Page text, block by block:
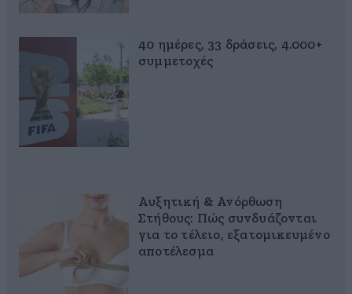
40 ημέρες, 33 δράσεις, 4.000+
συμμετοχές
Αυξητική & Ανόρθωση
Στήθους: Πώς συνδυάζονται
για το τέλειο, εξατομικευμένο
αποτέλεσμα